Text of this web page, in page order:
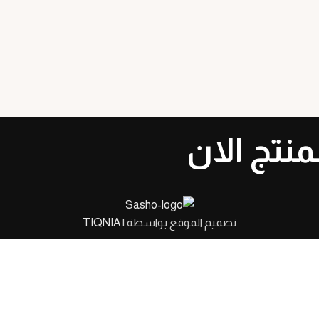
الان
تصميم الموقع بواسطة |TIQNIA